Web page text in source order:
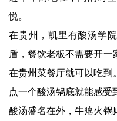
悦。
在贵州，凯里有酸汤学
盾，餐饮老板不需要开
在贵州菜餐厅就可以吃
点一个酸汤锅底就能感受
酸汤盛名在外，牛瘪火